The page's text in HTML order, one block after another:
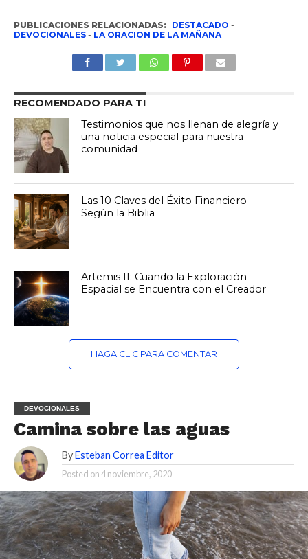
PUBLICACIONES RELACIONADAS: DESTACADO -
DEVOCIONALES- LA ORACION DE LA MAÑANA
RECOMENDADO PARA TI
Testimonios que nos llenan de alegría y
una noticia especial para nuestra
comunidad
Las 10 Claves del Éxito Financiero
Según la Biblia
Artemis II: Cuando la Exploración
Espacial se Encuentra con el Creador
HAGA CLIC PARA COMENTAR
DEVOCIONALES
Camina sobre las aguas
By Esteban Correa Editor
Posted on4 noviembre, 2020